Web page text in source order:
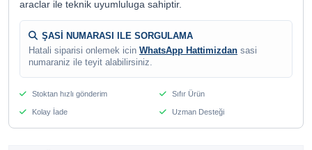
araclar ile teknik uyumluluga sahiptir.
ŞASİ NUMARASI ILE SORGULAMA
Hatali siparisi onlemek icin WhatsApp Hattimizdan sasi
numaraniz ile teyit alabilirsiniz.
Stoktan hızlı gönderim Sıfır Ürün
Kolay İade Uzman Desteği